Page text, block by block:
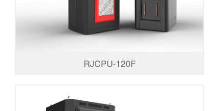
RJCPU-120F